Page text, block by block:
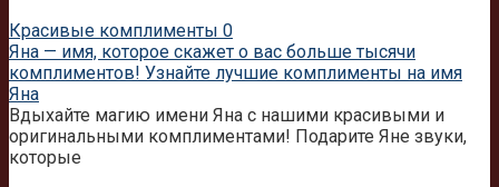
Красивые комплименты 0
Яна — имя, которое скажет о вас больше тысячи
комплиментов! Узнайте лучшие комплименты на имя
Яна
Вдыхайте магию имени Яна с нашими красивыми и
оригинальными комплиментами! Подарите Яне звуки,
которые